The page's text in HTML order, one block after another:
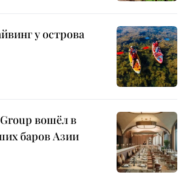
у острова
вошёл в
баров Азии